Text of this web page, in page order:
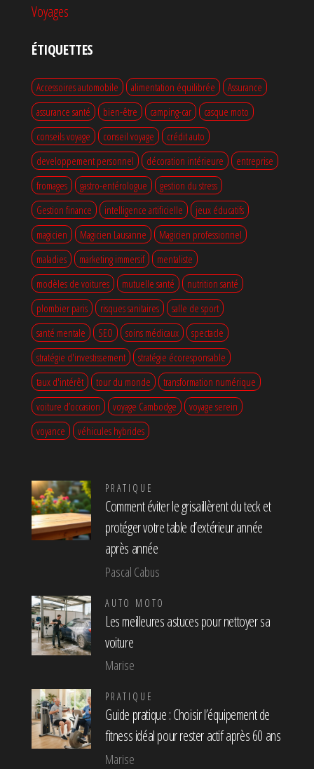
Voyages
ÉTIQUETTES
Accessoires automobile alimentation équilibrée
Assurance
assurance santé
bien-être camping-car
casque moto
conseils voyage
conseil voyage
crédit auto
developpement personnel
décoration intérieure
entreprise
fromages
gastro-entérologue
gestion du stress
Gestion finance
intelligence artificielle
jeux éducatifs
magicien
Magicien Lausanne
Magicien professionnel
maladies
marketing immersif
mentaliste
modèles de voitures
mutuelle santé
nutrition santé
plombier paris
risques sanitaires
salle de sport
santé mentale
SEO soins médicaux
spectacle
stratégie d'investissement
stratégie écoresponsable
taux d'intérêt
tour du monde
transformation numérique
voiture d’occasion
voyage Cambodge
voyage serein
voyance
véhicules hybrides
PRATIQUE
Comment éviter le grisaillèrent du teck et
protéger votre table d’extérieur année
après année
Pascal Cabus
AUTO MOTO
Les meilleures astuces pour nettoyer sa
voiture
Marise
PRATIQUE
Guide pratique : Choisir l’équipement de
fitness idéal pour rester actif après 60 ans
Marise